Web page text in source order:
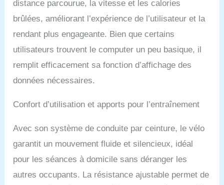
Conçu avec un système
magnétique, ce Vélo
d'appartement tourne
garantissant qu'il ne
dérangera pas votre
tranquille à tout moment.
freinage d'urgence
permet un arrêt en toute
sécurité à tout moment.
extra large】 l'écran LCD
distance parcourue, la vitesse et les calories
brûlées, améliorant l’expérience de l’utilisateur et la
rendant plus engageante. Bien que certains
utilisateurs trouvent le computer un peu basique, il
remplit efficacement sa fonction d’affichage des
données nécessaires.
Confort d’utilisation et apports pour l’entraînement
Avec son système de conduite par ceinture, le vélo
garantit un mouvement fluide et silencieux, idéal
pour les séances à domicile sans déranger les
autres occupants. La résistance ajustable permet de